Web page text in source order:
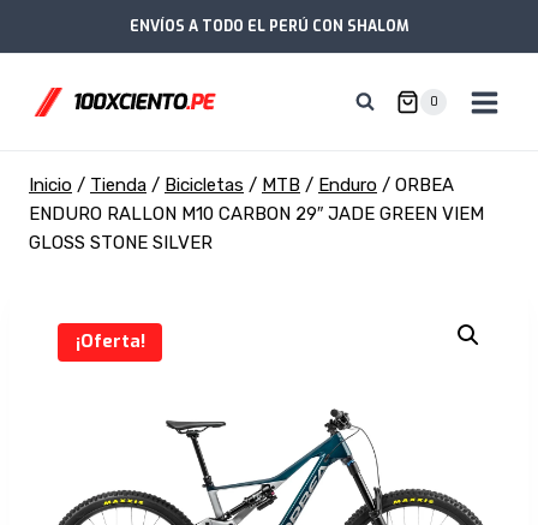
al
ENVÍOS A TODO EL PERÚ CON SHALOM
0
Inicio / Tienda / Bicicletas / MTB / Enduro / ORBEA
ENDURO RALLON M10 CARBON 29″ JADE GREEN VIEM
GLOSS STONE SILVER
¡Oferta!